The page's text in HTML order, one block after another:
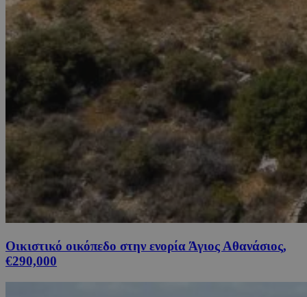
Οικιστικό οικόπεδο στην ενορία Άγιος Αθανάσιος,
€290,000